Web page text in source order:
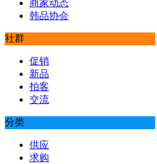
商家动态
韩品协会
社群
促销
新品
拍客
交流
分类
供应
求购